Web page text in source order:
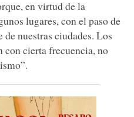
en virtud de la
lugares, con el paso de
nuestras ciudades. Los
con cierta frecuencia, no